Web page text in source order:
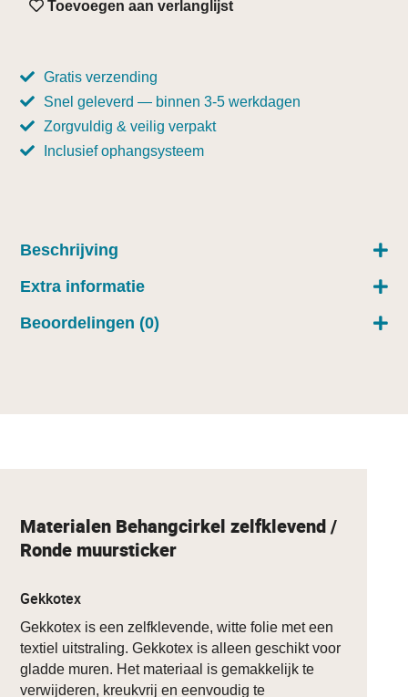
Toevoegen aan verlanglijst
Gratis verzending
Snel geleverd — binnen 3-5 werkdagen
Zorgvuldig & veilig verpakt
Inclusief ophangsysteem
Beschrijving
Extra informatie
Beoordelingen (0)
Materialen Behangcirkel zelfklevend /
Ronde muursticker
Gekkotex
Gekkotex is een zelfklevende, witte folie met een
textiel uitstraling. Gekkotex is alleen geschikt voor
gladde muren. Het materiaal is gemakkelijk te
verwijderen, kreukvrij en eenvoudig te